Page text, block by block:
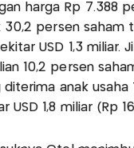
harga Rp 7.388
30,2 persen saham
USD 1,3 miliar.
10,2 persen
anak usaha
USD 1,8 miliar (Rp